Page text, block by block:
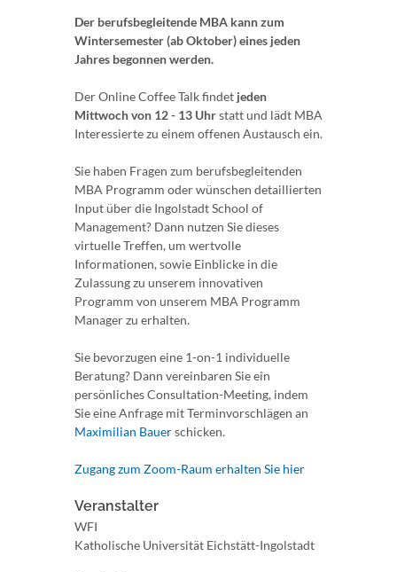
Der berufsbegleitende MBA kann zum
Wintersemester (ab Oktober) eines jeden
Jahres begonnen werden.
Der Online Coffee Talk findet jeden
Mittwoch von 12 - 13 Uhrstatt und lädt MBA
Interessierte zu einem offenen Austausch ein.
Sie haben Fragen zum berufsbegleitenden
MBA Programm oder wünschen detaillierten
Input über die Ingolstadt School of
Management? Dann nutzen Sie dieses
virtuelle Treffen, um wertvolle
Informationen, sowie Einblicke in die
Zulassung zu unserem innovativen
Programm von unserem MBA Programm
Manager zu erhalten.
Sie bevorzugen eine 1-on-1 individuelle
Beratung? Dann vereinbaren Sie ein
persönliches Consultation-Meeting, indem
Sie eine Anfrage mit Terminvorschlägen an
Maximilian Bauerschicken.
Zugang zum Zoom-Raum erhalten Sie hier
Veranstalter
WFI
Katholische Universität Eichstätt-Ingolstadt